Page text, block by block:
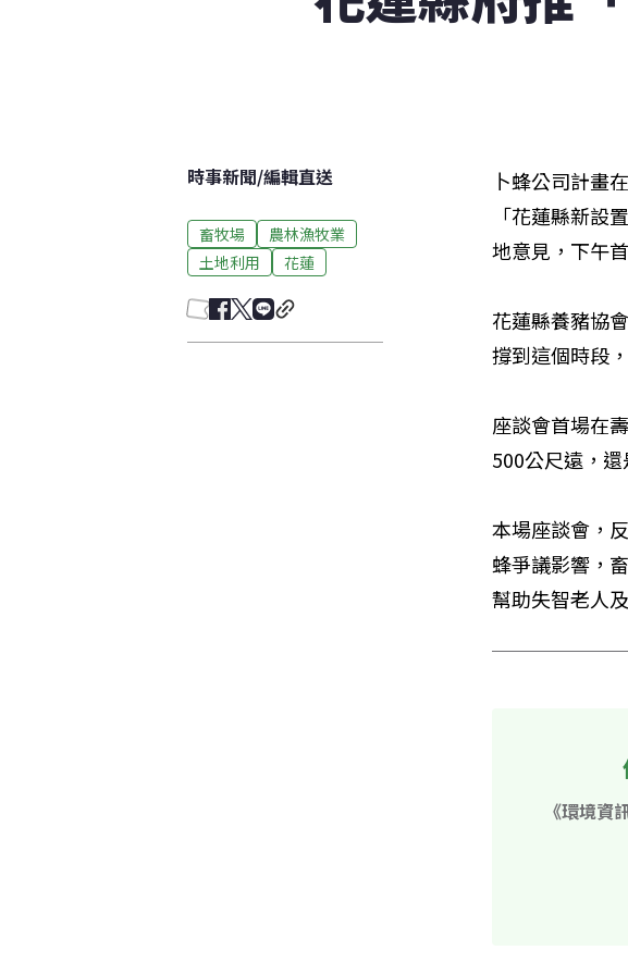
時事新聞/編輯直送
畜牧場
農林漁牧業
土地利用
花蓮
卜蜂公司計畫
「花蓮縣新設
地意見，下午
花蓮縣養豬協
撐到這個時段
座談會首場在
500公尺遠，
本場座談會，
蜂爭議影響，
幫助失智老人
《環境資